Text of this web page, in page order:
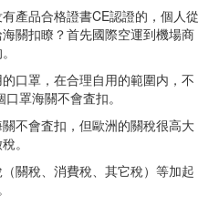
產品合格證書CE認證的，個人從
關扣瞭？首先國際空運到機場商
口罩，在合理自用的範圍内，不
罩海關不會査扣。
不會査扣，但歐洲的關稅很高大
。
關稅、消費稅、其它稅）等加起